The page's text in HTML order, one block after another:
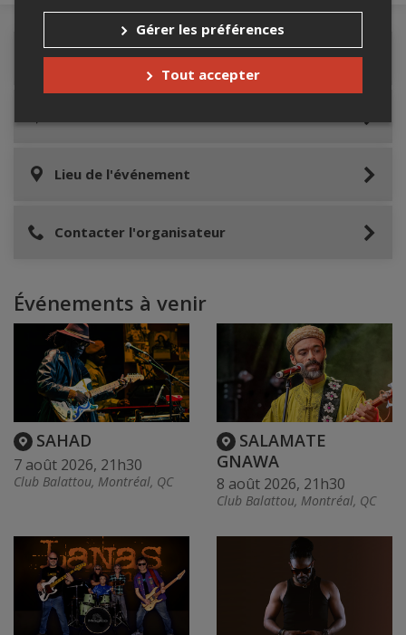
Détails de l'événement
Lieu de l'événement
Contacter l'organisateur
Événements à venir
SAHAD
7 août 2026, 21h30
Club Balattou, Montréal, QC
SALAMATE
GNAWA
8 août 2026, 21h30
Club Balattou, Montréal, QC
Gérer les préférences
Tout accepter